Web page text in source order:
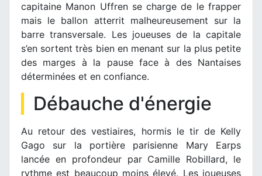
capitaine Manon Uffren se charge de le frapper
mais le ballon atterrit malheureusement sur la
barre transversale. Les joueuses de la capitale
s’en sortent très bien en menant sur la plus petite
des marges à la pause face à des Nantaises
déterminées et en confiance.
Débauche d'énergie
Au retour des vestiaires, hormis le tir de Kelly
Gago sur la portière parisienne Mary Earps
lancée en profondeur par Camille Robillard, le
rythme est beaucoup moins élevé. Les joueuses